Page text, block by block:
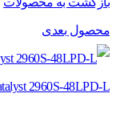
محصول بعدی
2960S-48LPD-L